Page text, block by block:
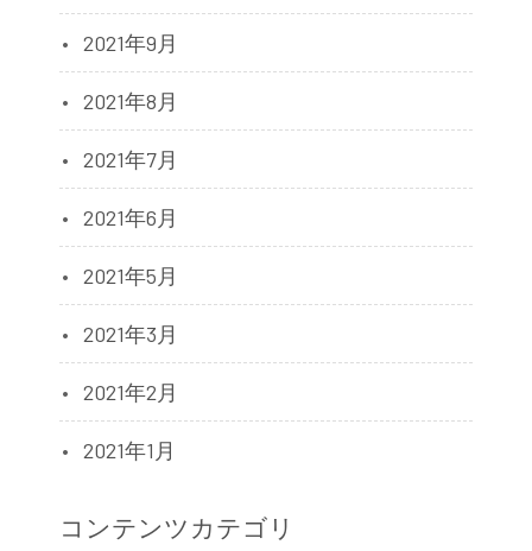
2021年9月
2021年8月
2021年7月
2021年6月
2021年5月
2021年3月
2021年2月
2021年1月
コンテンツカテゴリ